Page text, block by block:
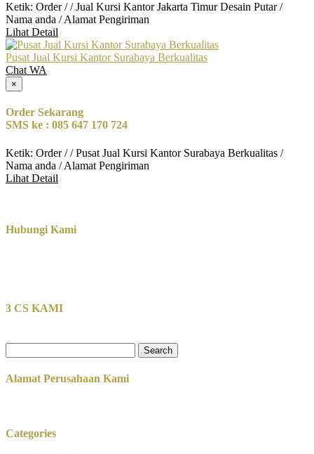
Ketik: Order / / Jual Kursi Kantor Jakarta Timur Desain Putar /
Nama anda / Alamat Pengiriman
Lihat Detail
Pusat Jual Kursi Kantor Surabaya Berkualitas
Chat WA
×
Order Sekarang
SMS ke : 085 647 170 724
Ketik: Order / / Pusat Jual Kursi Kantor Surabaya Berkualitas /
Nama anda / Alamat Pengiriman
Lihat Detail
Hubungi Kami
3 CS KAMI
for:
Alamat Perusahaan Kami
Categories